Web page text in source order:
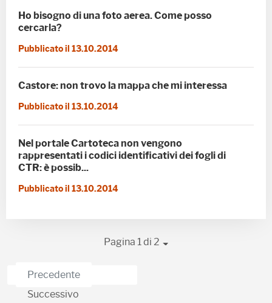
Ho bisogno di una foto aerea. Come posso
cercarla?
Pubblicato il 13.10.2014
Castore: non trovo la mappa che mi interessa
Pubblicato il 13.10.2014
Nel portale Cartoteca non vengono
rappresentati i codici identificativi dei fogli di
CTR: è possib...
Pubblicato il 13.10.2014
Pagina 1 di 2
Precedente
Successivo